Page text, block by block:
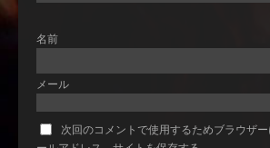
名前
メール
次回のコメントで使用するためブラウザ